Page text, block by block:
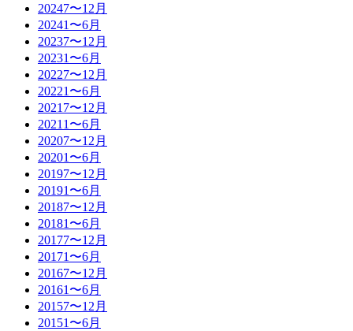
20247〜12月
20241〜6月
20237〜12月
20231〜6月
20227〜12月
20221〜6月
2021 7〜12月
2021 1〜6月
20207〜12月
20201〜6月
20197〜12月
20191〜6月
20187〜12月
20181〜6月
20177〜12月
20171〜6月
20167〜12月
20161〜6月
20157〜12月
20151〜6月